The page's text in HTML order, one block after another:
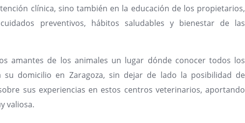
clínica, sino también en la educación de los propietarios,
preventivos, hábitos saludables y bienestar de las
amantes de los animales un lugar dónde conocer todos los
su domicilio en Zaragoza, sin dejar de lado la posibilidad de
sus experiencias en estos centros veterinarios, aportando
valiosa.